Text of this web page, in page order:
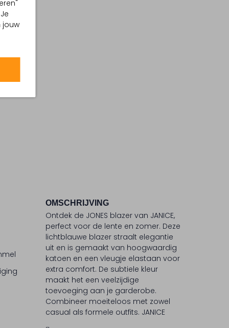
jouw
OMSCHRIJVING
Ontdek de JONES blazer van JANICE,
perfect voor de lente en zomer. Deze
lichtblauwe blazer straalt elegantie
uit en is gemaakt van hoogwaardig
katoen en een vleugje elastaan voor
extra comfort. De subtiele kleur
maakt het een veelzijdige
toevoeging aan je garderobe.
Combineer moeiteloos met zowel
casual als formele outfits. JANICE